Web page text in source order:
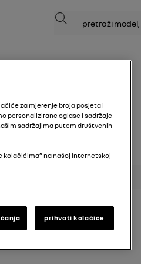
Pretraživanje
za mjerenje broja posjeta i
personalizirane oglase i sadržaje
sadržajima putem društvenih
kolačićima” na našoj internetskoj
prihvati kolačiće